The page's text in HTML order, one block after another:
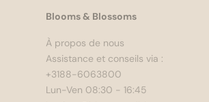
Blooms & Blossoms
À propos de nous
Assistance et conseils via :
+3188-6063800
Lun-Ven 08:30 - 16:45